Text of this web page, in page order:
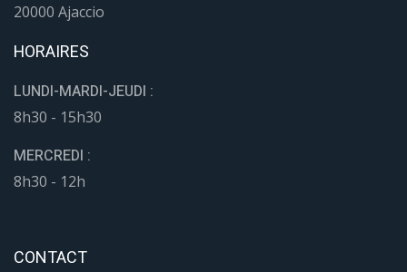
20000 Ajaccio
HORAIRES
LUNDI-MARDI-JEUDI :
8h30 - 15h30
MERCREDI :
8h30 - 12h
CONTACT